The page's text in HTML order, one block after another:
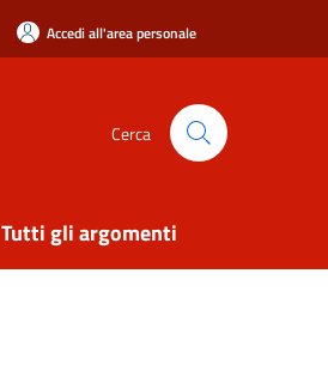
Accedi all'area personale
Cerca
Tutti gli argomenti